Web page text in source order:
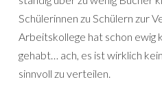
Schülerinnen zu Schülern zur
Arbeitskollege hat schon ewig
gehabt… ach, es ist wirklich
sinnvoll zu verteilen.